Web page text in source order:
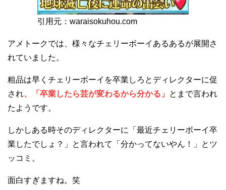
引用元：waraisokuhou.com
アメトークでは、様々なチェリーボーイあるあるが展開さ
れていました。
粗品は早くチェリーボーイを卒業しろとディレクターに促
され、「卒業したら芸が変わるから分かる」
とまで言われ
たようです。
しかしある時そのディレクターに「最近チェリーボーイ卒
業したでしょ？」と言われて「分かってないやん！」とツ
ッコミ。
面白すぎますね。笑